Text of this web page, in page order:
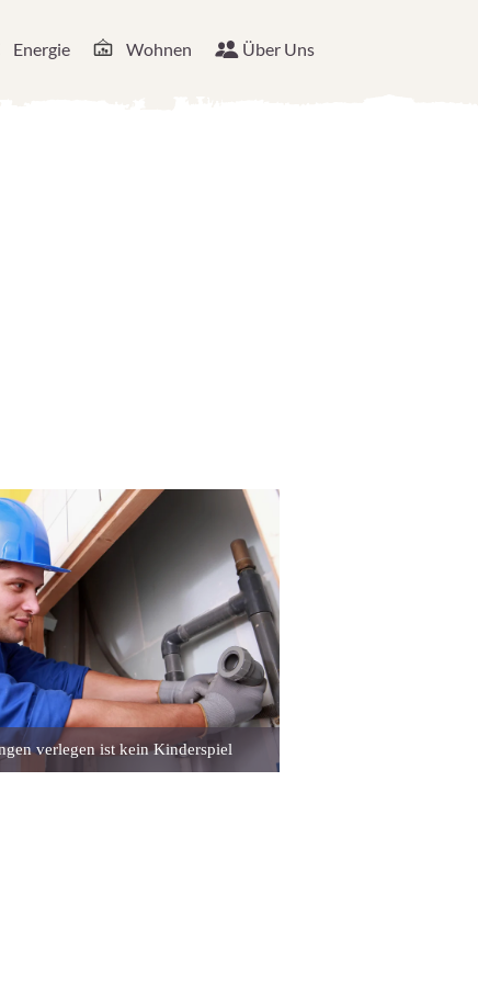
Energie Wohnen Über Uns
verlegen ist kein Kinderspiel